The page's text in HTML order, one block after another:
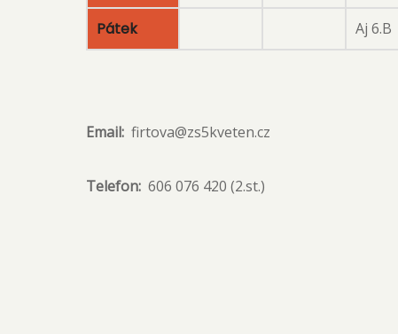
Pátek Aj 6.B
Email firtova@zs5kveten.cz
Telefon 606 076 420 (2.st.)